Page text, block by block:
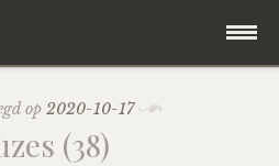
op 2020-10-17
(38)